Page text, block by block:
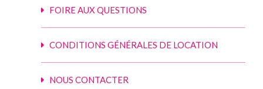
FOIRE AUX QUESTIONS
CONDITIONS GÉNÉRALES DE LOCATION
NOUS CONTACTER